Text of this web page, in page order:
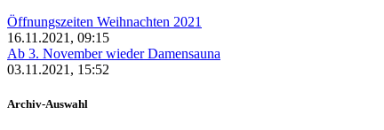
Öffnungszeiten Weihnachten 2021
16.11.2021, 09:15
Ab 3. November wieder Damensauna
03.11.2021, 15:52
Archiv-Auswahl